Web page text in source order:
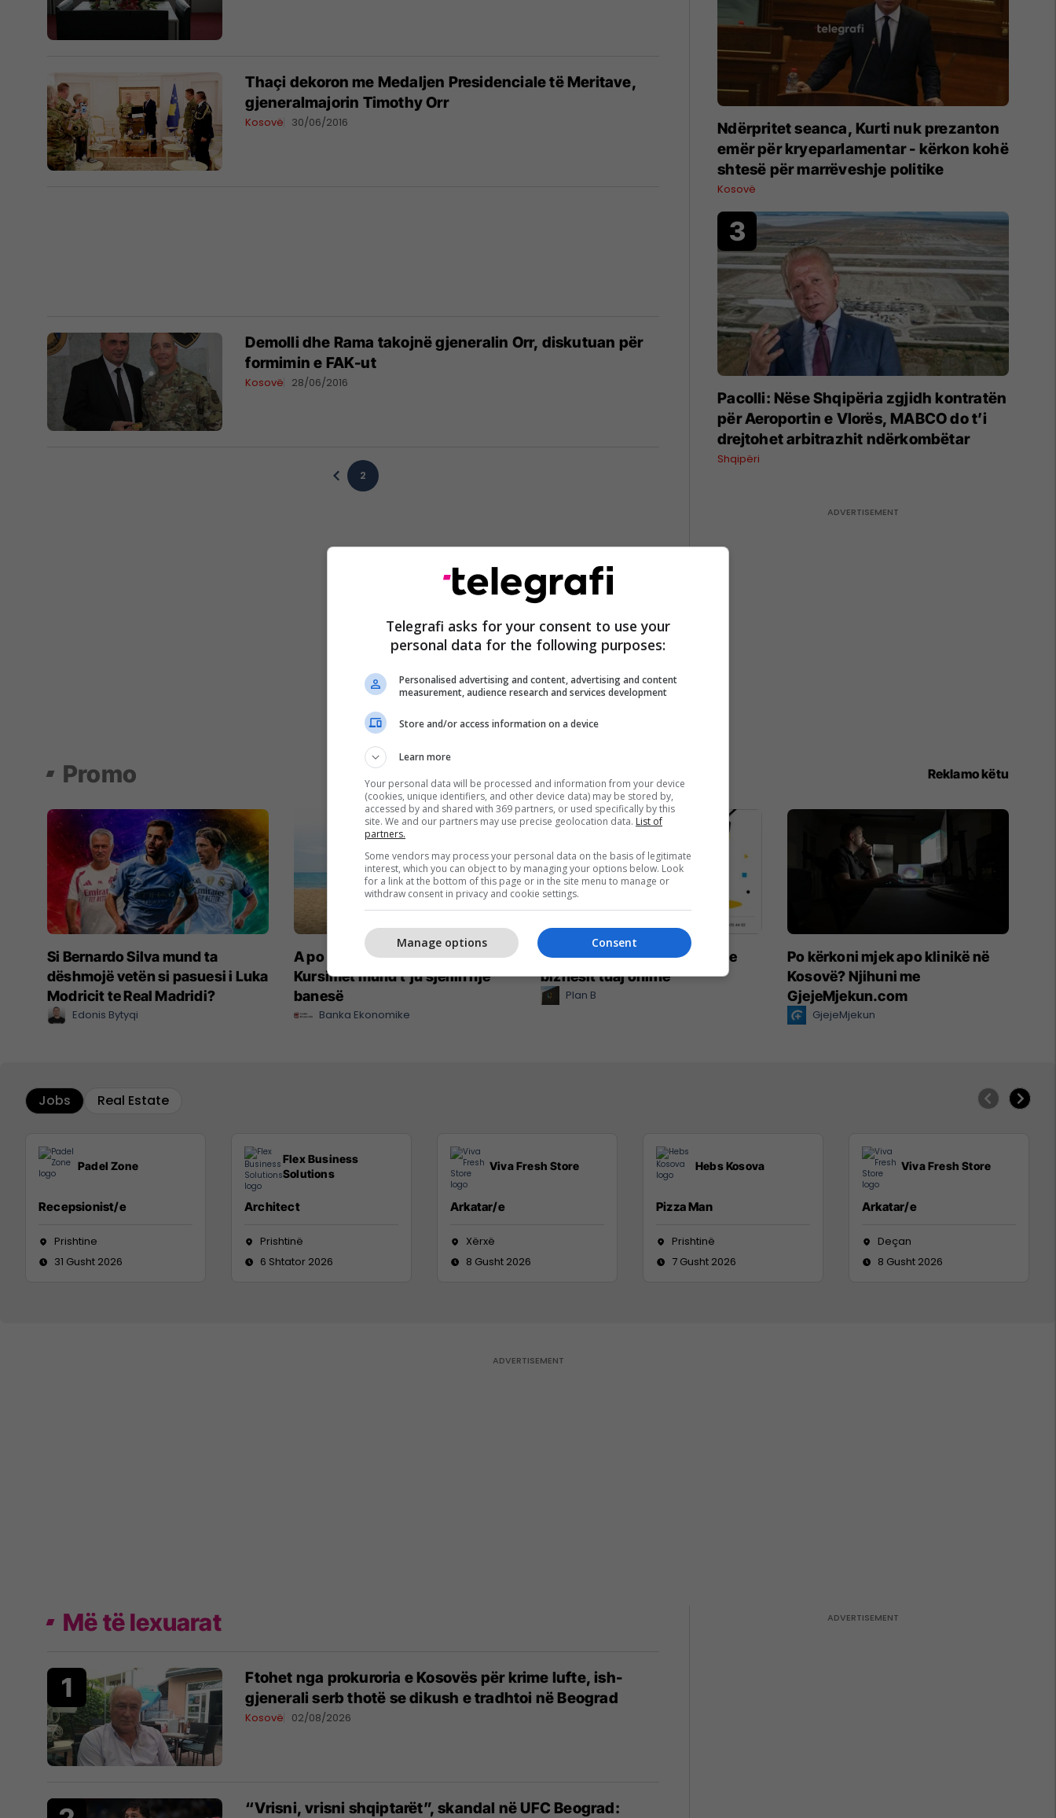
Thaçi dekoron me Medaljen Presidenciale të Meritave,
gjeneralmajorin Timothy Orr
Kosovë 30/06/2016
Demolli dhe Rama takojnë gjeneralin Orr, diskutuan për
formimin e FAK-ut
Kosovë 28/06/2016
2
Ndërpritet seanca, Kurti nuk prezanton
emër për kryeparlamentar - kërkon kohë
shtesë për marrëveshje politike
Kosovë
Pacolli: Nëse Shqipëria zgjidh kontratën
për Aeroportin e Vlorës, MABCO do t’i
drejtohet arbitrazhit ndërkombëtar
Shqipëri
Promo Reklamo këtu
Si Bernardo Silva mund ta
dëshmojë vetën si pasuesi i Luka
Modricit te Real Madridi?
Edonis Bytyqi
A po don me rrnu n’deti?
Kursimet mund t’ju sjellin një
banesë
Banka Ekonomike
Plan B Creative rrit ndikimin e
biznesit tuaj online
Plan B
Po kërkoni mjek apo klinikë në
Kosovë? Njihuni me
GjejeMjekun.com
GjejeMjekun
Jobs Real Estate
Padel Zone
Recepsionist/e
Prishtine
31 Gusht 2026
Flex Business
Solutions
Architect
Prishtinë
6 Shtator 2026
Viva Fresh Store
Arkatar/e
Xërxë
8 Gusht 2026
Hebs Kosova
Pizza Man
Prishtinë
7 Gusht 2026
Viva Fresh Store
Arkatar/e
Deçan
8 Gusht 2026
Më të lexuarat
Ftohet nga prokuroria e Kosovës për krime lufte, ish-
gjenerali serb thotë se dikush e tradhtoi në Beograd
Kosovë 02/08/2026
“Vrisni, vrisni shqiptarët”, skandal në UFC Beograd:
Telegrafi asks for your consent to use your
personal data for the following purposes:
Personalised advertising and content, advertising and content
measurement, audience research and services development
Store and/or access information on a device
Learn more
Your personal data will be processed and information from your device
(cookies, unique identifiers, and other device data) may be stored by,
accessed by and shared with 369 partners, or used specifically by this
site. We and our partners may use precise geolocation data. List of
partners.
Some vendors may process your personal data on the basis of legitimate
interest, which you can object to by managing your options below. Look
for a link at the bottom of this page or in the site menu to manage or
withdraw consent in privacy and cookie settings.
Consent
Manage options